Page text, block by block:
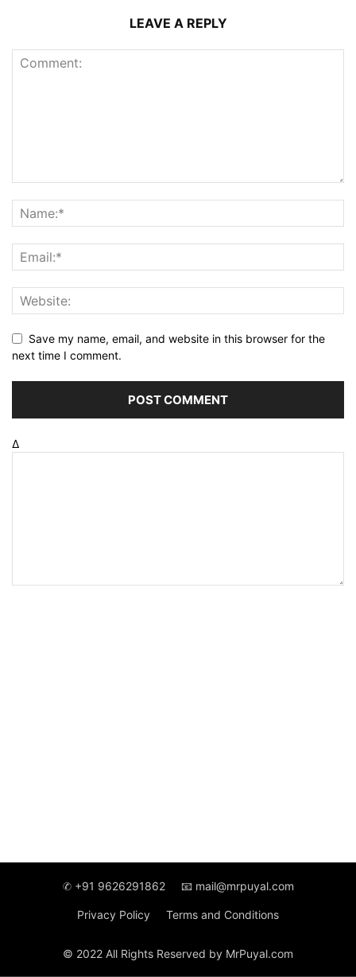
LEAVE A REPLY
Save my name, email, and website in this browser for the
next time I comment.
Δ
✆ +91 9626291862 📧 mail@mrpuyal.com
Privacy Policy Terms and Conditions
© 2022 All Rights Reserved by MrPuyal.com